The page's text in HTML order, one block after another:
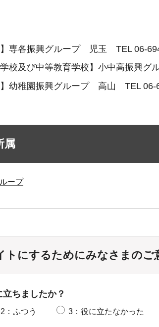
】専各振興グループ 児玉 TEL 06-
学校及び中等教育学校】小中高振興
】幼稚園振興グループ 高山 TEL 06-
属
ープ
トにするためにみなさまのご
ちましたか？
2：ふつう 3：役に立たなかった